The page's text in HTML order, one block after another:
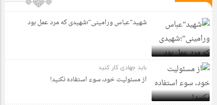
شهید”عباس ورامینی”؛شهیدی که مرد عمل بود
باید جهادی کار کنید
از مسئولیت خود، سوء استفاده نکنید!